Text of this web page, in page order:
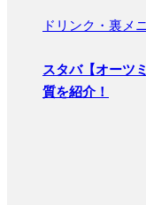
ドリンク・裏メ
スタバ【オーツ
質を紹介！